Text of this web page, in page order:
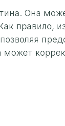
Она
правило,